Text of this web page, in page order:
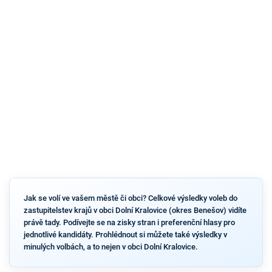
Jak se volí ve vašem městě či obci? Celkové výsledky voleb do
zastupitelstev krajů v obci Dolní Kralovice (okres Benešov) vidíte
právě tady. Podívejte se na zisky stran i preferenční hlasy pro
jednotlivé kandidáty. Prohlédnout si můžete také výsledky v
minulých volbách, a to nejen v obci Dolní Kralovice.